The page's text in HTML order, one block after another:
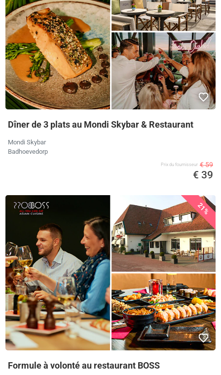
Dîner de 3 plats au Mondi Skybar & Restaurant
Mondi Skybar
Badhoevedorp
Prix ​​du fournisseur € 59
€ 39
21%
Formule à volonté au restaurant BOSS